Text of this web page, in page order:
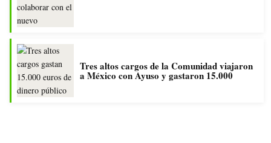
Tres altos cargos de la Comunidad viajaron
a México con Ayuso y gastaron 15.000